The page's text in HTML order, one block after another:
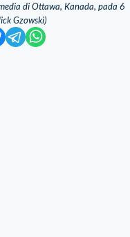
di Ottawa, Kanada, pada 6
Gzowski)